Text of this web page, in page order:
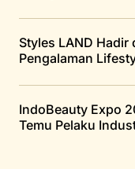
Styles LAND Hadir
Pengalaman
IndoBeauty Expo
Temu Pelaku